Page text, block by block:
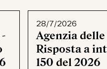
28/7/2026
Agenzia
Risposta a
150 del 2026